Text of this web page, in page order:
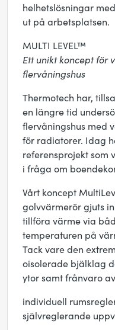
helhetslösningar
ut på arbetsplatsen.
MULTI LEVEL™
Ett unikt koncept för
flervåningshus
Thermotech har,
en längre tid
flervåningshus med
för radiatorer. Idag
referensprojekt som
i fråga om
Vårt koncept
golvvärmerör gjuts
tillföra värme via
temperaturen på
Tack vare den
oisolerade bjälklag
ytor samt frånvaro av
individuell
självreglerande